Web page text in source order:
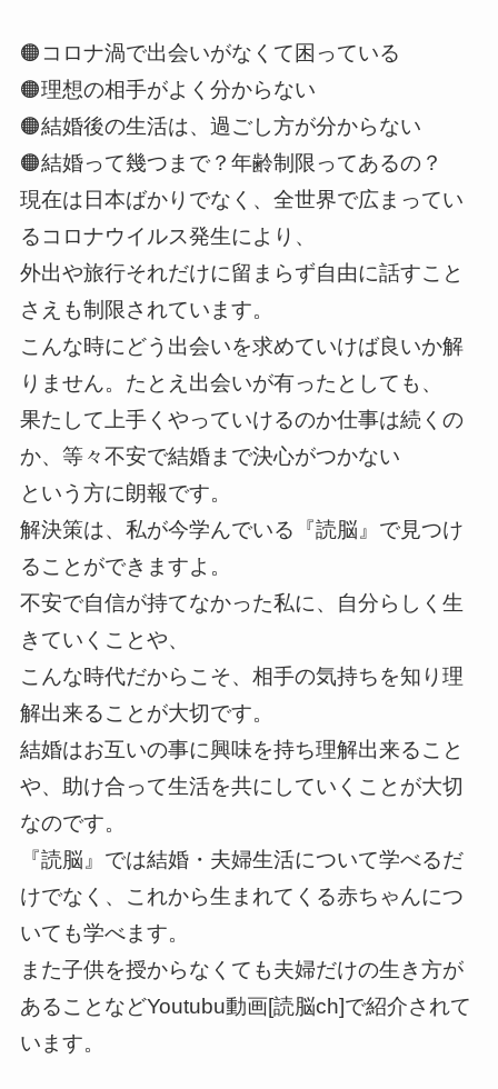
🟠コロナ渦で出会いがなくて困っている
🟠理想の相手がよく分からない
🟠結婚後の生活は、過ごし方が分からない
🟠結婚って幾つまで？年齢制限ってあるの？
現在は日本ばかりでなく、全世界で広まってい
るコロナウイルス発生により、
外出や旅行それだけに留まらず自由に話すこと
さえも制限されています。
こんな時にどう出会いを求めていけば良いか解
りません。たとえ出会いが有ったとしても、
果たして上手くやっていけるのか仕事は続くの
か、等々不安で結婚まで決心がつかない
という方に朗報です。
解決策は、私が今学んでいる『読脳』で見つけ
ることができますよ。
不安で自信が持てなかった私に、自分らしく生
きていくことや、
こんな時代だからこそ、相手の気持ちを知り理
解出来ることが大切です。
結婚はお互いの事に興味を持ち理解出来ること
や、助け合って生活を共にしていくことが大切
なのです。
『読脳』では結婚・夫婦生活について学べるだ
けでなく、これから生まれてくる赤ちゃんにつ
いても学べます。
また子供を授からなくても夫婦だけの生き方が
あることなどYoutubu動画[読脳ch]で紹介されて
います。